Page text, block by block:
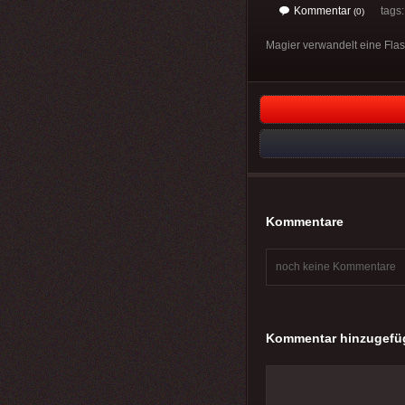
Kommentar (0) tags:
Magier verwandelt eine
Kommentare
noch keine Kommentare
Kommentar